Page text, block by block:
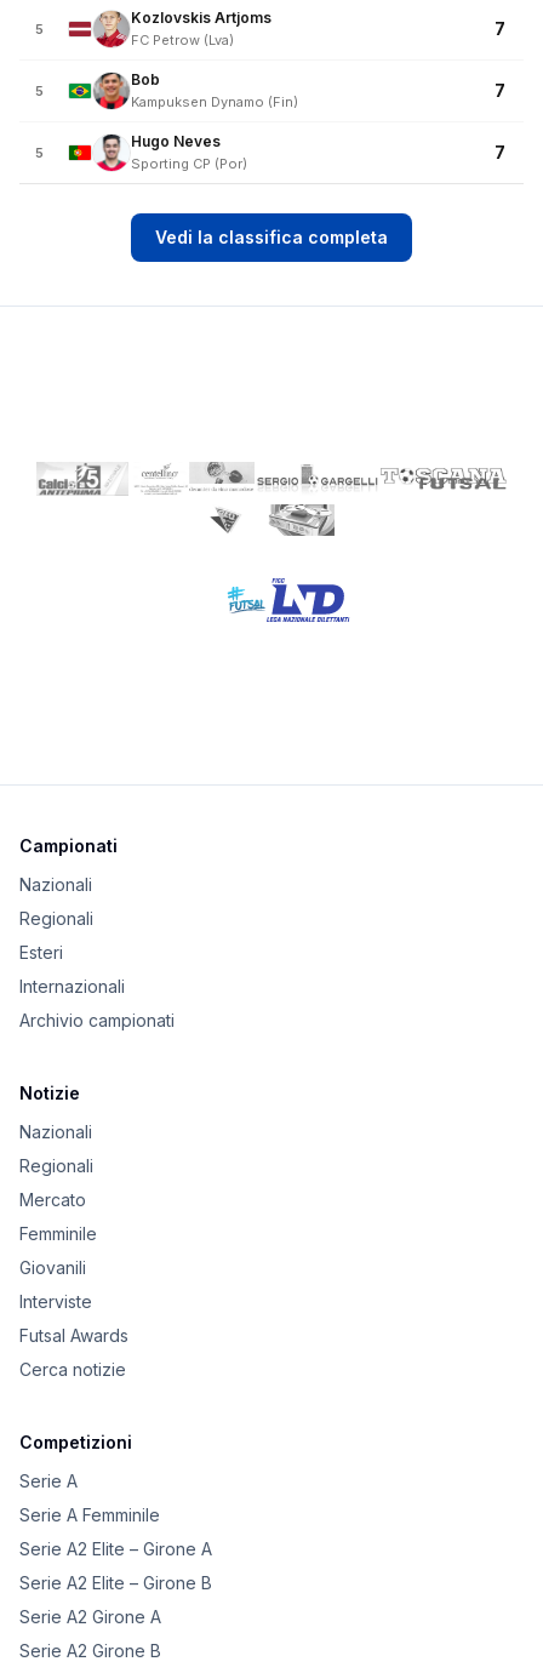
5
Kozlovskis Artjoms
FC Petrow (Lva)
7
5
Bob
Kampuksen Dynamo (Fin)
7
5
Hugo Neves
Sporting CP (Por)
7
Vedi la classifica completa
Campionati
Nazionali
Regionali
Esteri
Internazionali
Archivio campionati
Notizie
Nazionali
Regionali
Mercato
Femminile
Giovanili
Interviste
Futsal Awards
Cerca notizie
Competizioni
Serie A
Serie A Femminile
Serie A2 Elite – Girone A
Serie A2 Elite – Girone B
Serie A2 Girone A
Serie A2 Girone B